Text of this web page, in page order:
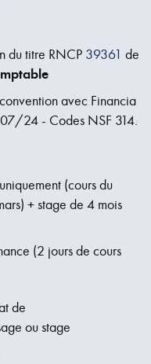
du titre RNCP 39361 de
avec Financia
24 - Codes NSF 314.
(cours du
+ stage de 4 mois
(2 jours de cours
de
ou stage